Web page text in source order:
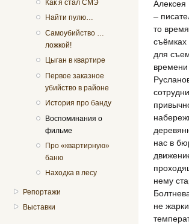
Как я стал СМЭ
Найти пулю…
Самоубийство …
ложкой!
Цыган в квартире
Первое заказное
убийство в районе
История про банду
Воспоминания о
фильме
Про «квартирную»
баню
Находка в лесу
Репортажи
Выставки
–
то
для
нас в
нему
не